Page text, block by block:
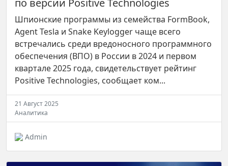
Шпионские программы из семейства FormBook,
Agent Tesla и Snake Keylogger чаще всего
встречались среди вредоносного программного
обеспечения (ВПО) в России в 2024 и первом
квартале 2025 года, свидетельствует рейтинг
Positive Technologies, сообщает ком...
21 Август 2025
Аналитика
Admin